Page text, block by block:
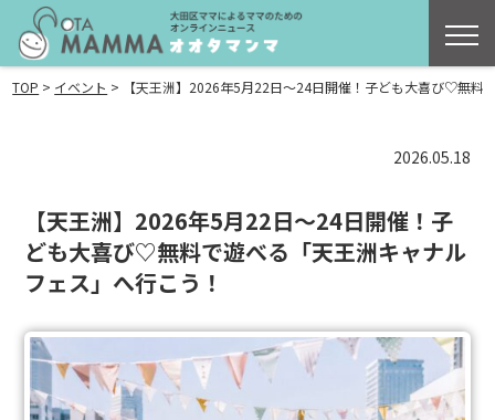
TOP > イベント > 【天王洲】2026年5月22日〜24日開催！子ども大喜び♡無料
2026.05.18
【天王洲】2026年5月22日〜24日開催！子
ども大喜び♡無料で遊べる「天王洲キャナル
フェス」へ行こう！